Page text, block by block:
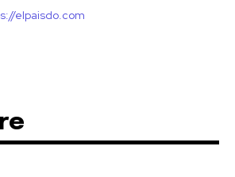
elpaisdo.com